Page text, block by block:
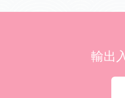
輸出